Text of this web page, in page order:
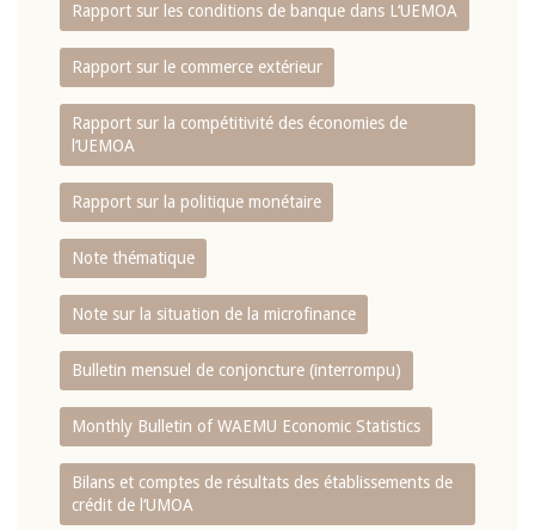
Rapport sur les conditions de banque dans L‘UEMOA
Rapport sur le commerce extérieur
Rapport sur la compétitivité des économies de
l‘UEMOA
Rapport sur la politique monétaire
Note thématique
Note sur la situation de la microfinance
Bulletin mensuel de conjoncture (interrompu)
Monthly Bulletin of WAEMU Economic Statistics
Bilans et comptes de résultats des établissements de
crédit de l‘UMOA